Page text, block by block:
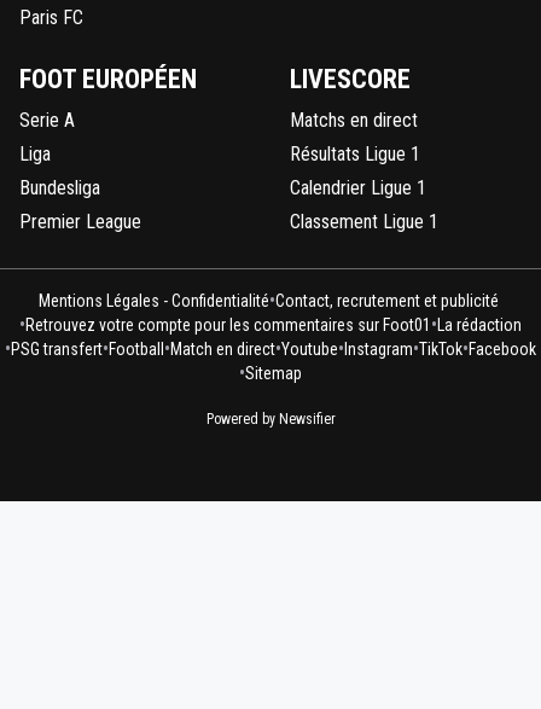
Paris FC
FOOT EUROPÉEN
Serie A
Liga
Bundesliga
Premier League
LIVESCORE
Matchs en direct
Résultats Ligue 1
Calendrier Ligue 1
Classement Ligue 1
Mentions Légales - Confidentialité•Contact, recrutement et publicité
•Retrouvez votre compte pour les commentaires sur Foot01 •La rédaction
•PSG transfert•Football•Match en direct•Youtube•Instagram•TikTok•Facebook
•Sitemap
Powered by Newsifier